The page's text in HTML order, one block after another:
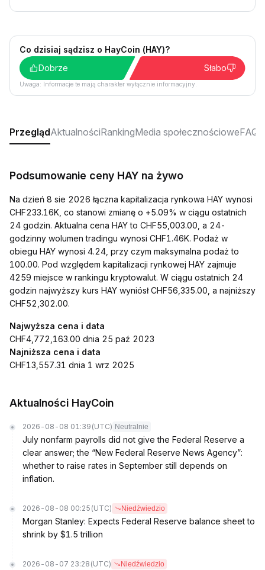
Co dzisiaj sądzisz o HayCoin (HAY)?
Dobrze
Słabo
Uwaga: Informacje te mają charakter wyłącznie informacyjny.
PrzeglądAktualnościRankingMedia społecznościoweFAQ
Podsumowanie ceny HAY na żywo
Na dzień 8 sie 2026 łączna kapitalizacja rynkowa HAY wynosi
CHF233.16K, co stanowi zmianę o +5.09% w ciągu ostatnich
24 godzin. Aktualna cena HAY to CHF55,003.00, a 24-
godzinny wolumen tradingu wynosi CHF1.46K. Podaż w
obiegu HAY wynosi 4.24, przy czym maksymalna podaż to
100.00. Pod względem kapitalizacji rynkowej HAY zajmuje
4259 miejsce w rankingu kryptowalut. W ciągu ostatnich 24
godzin najwyższy kurs HAY wyniósł CHF56,335.00, a najniższy
CHF52,302.00.
Najwyższa cena i data
CHF4,772,163.00 dnia 25 paź 2023
Najniższa cena i data
CHF13,557.31 dnia 1 wrz 2025
Aktualności HayCoin
2026-08-08 01:39 (UTC) Neutralnie
July nonfarm payrolls did not give the Federal Reserve a
clear answer; the “New Federal Reserve News Agency”:
whether to raise rates in September still depends on
inflation.
2026-08-08 00:25 (UTC) Niedźwiedzio
Morgan Stanley: Expects Federal Reserve balance sheet to
shrink by $1.5 trillion
2026-08-07 23:28 (UTC) Niedźwiedzio